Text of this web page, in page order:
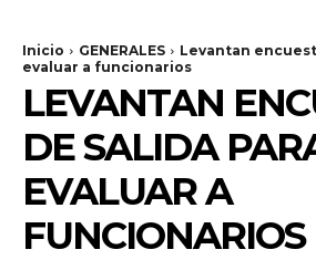
Inicio GENERALES
Levantan
evaluar a funcionarios
LEVANTAN
DE SALIDA
EVALUAR A
FUNCIONARIOS